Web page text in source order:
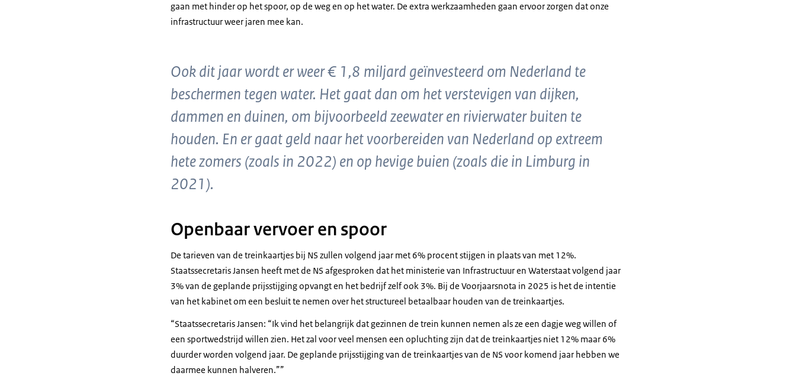
gaan met hinder op het spoor, op de weg en op het water. De extra werkzaamheden gaan ervoor zorgen dat onze
infrastructuur weer jaren mee kan.
Ook dit jaar wordt er weer € 1,8 miljard geïnvesteerd om Nederland te
beschermen tegen water. Het gaat dan om het verstevigen van dijken,
dammen en duinen, om bijvoorbeeld zeewater en rivierwater buiten te
houden. En er gaat geld naar het voorbereiden van Nederland op extreem
hete zomers (zoals in 2022) en op hevige buien (zoals die in Limburg in
2021).
Openbaar vervoer en spoor
De tarieven van de treinkaartjes bij NS zullen volgend jaar met 6% procent stijgen in plaats van met 12%.
Staatssecretaris Jansen heeft met de NS afgesproken dat het ministerie van Infrastructuur en Waterstaat volgend jaar
3% van de geplande prijsstijging opvangt en het bedrijf zelf ook 3%. Bij de Voorjaarsnota in 2025 is het de intentie
van het kabinet om een besluit te nemen over het structureel betaalbaar houden van de treinkaartjes.
Staatssecretaris Jansen: “Ik vind het belangrijk dat gezinnen de trein kunnen nemen als ze een dagje weg willen of
een sportwedstrijd willen zien. Het zal voor veel mensen een opluchting zijn dat de treinkaartjes niet 12% maar 6%
duurder worden volgend jaar. De geplande prijsstijging van de treinkaartjes van de NS voor komend jaar hebben we
daarmee kunnen halveren.”